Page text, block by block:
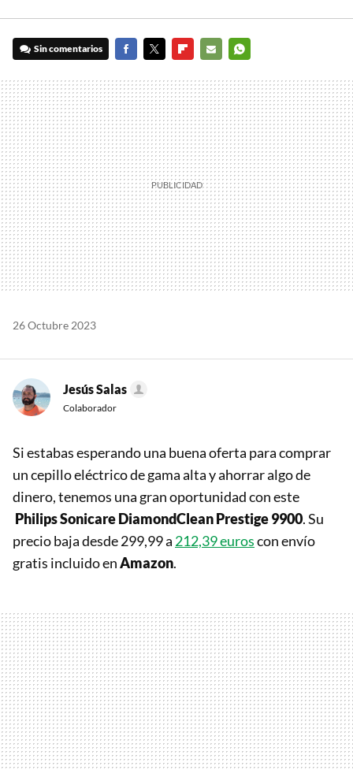
Sin comentarios
MAIL
26 Octubre 2023
Jesús Salas
Colaborador
Si estabas esperando una buena oferta para comprar
un cepillo eléctrico de gama alta y ahorrar algo de
dinero, tenemos una gran oportunidad con este
Philips Sonicare DiamondClean Prestige 9900. Su
precio baja desde 299,99 a 212,39 euroscon envío
gratis incluido enAmazon.